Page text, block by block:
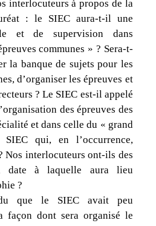
interlocuteurs à propos de la
: le SIEC aura-t-il une
et de supervision dans
communes » ? Sera-t-
la banque de sujets pour les
d’organiser les épreuves et
? Le SIEC est-il appelé
des épreuves des
et dans celle du « grand
qui, en l’occurrence,
Nos interlocuteurs ont-ils des
date à laquelle aura lieu
?
que le SIEC avait peu
façon dont sera organisé le